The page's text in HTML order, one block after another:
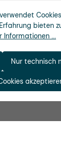
bieten
Informationen ...
Nur technisch